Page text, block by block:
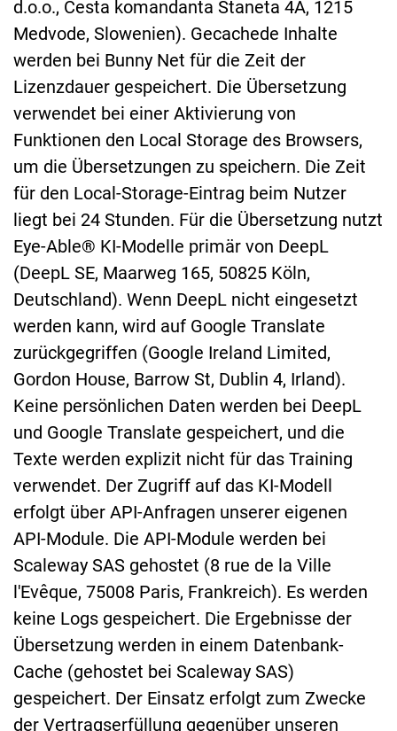
d.o.o., Cesta komandanta Staneta 4A, 1215
Medvode, Slowenien). Gecachede Inhalte
werden bei Bunny Net für die Zeit der
Lizenzdauer gespeichert. Die Übersetzung
verwendet bei einer Aktivierung von
Funktionen den Local Storage des Browsers,
um die Übersetzungen zu speichern. Die Zeit
für den Local-Storage-Eintrag beim Nutzer
liegt bei 24 Stunden. Für die Übersetzung nutzt
Eye-Able® KI-Modelle primär von DeepL
(DeepL SE, Maarweg 165, 50825 Köln,
Deutschland). Wenn DeepL nicht eingesetzt
werden kann, wird auf Google Translate
zurückgegriffen (Google Ireland Limited,
Gordon House, Barrow St, Dublin 4, Irland).
Keine persönlichen Daten werden bei DeepL
und Google Translate gespeichert, und die
Texte werden explizit nicht für das Training
verwendet. Der Zugriff auf das KI-Modell
erfolgt über API-Anfragen unserer eigenen
API-Module. Die API-Module werden bei
Scaleway SAS gehostet (8 rue de la Ville
l'Evêque, 75008 Paris, Frankreich). Es werden
keine Logs gespeichert. Die Ergebnisse der
Übersetzung werden in einem Datenbank-
Cache (gehostet bei Scaleway SAS)
gespeichert. Der Einsatz erfolgt zum Zwecke
der Vertragserfüllung gegenüber unseren